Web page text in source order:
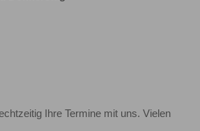
Ihre Termine mit uns. Vielen